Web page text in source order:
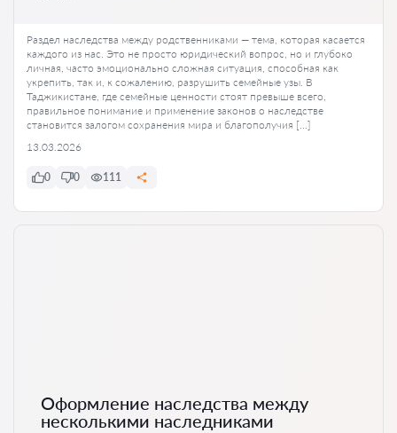
Раздел наследства между родственниками — тема, которая касается
каждого из нас. Это не просто юридический вопрос, но и глубоко
личная, часто эмоционально сложная ситуация, способная как
укрепить, так и, к сожалению, разрушить семейные узы. В
Таджикистане, где семейные ценности стоят превыше всего,
правильное понимание и применение законов о наследстве
становится залогом сохранения мира и благополучия […]
13.03.2026
0 0 111
Оформление наследства между
несколькими наследниками